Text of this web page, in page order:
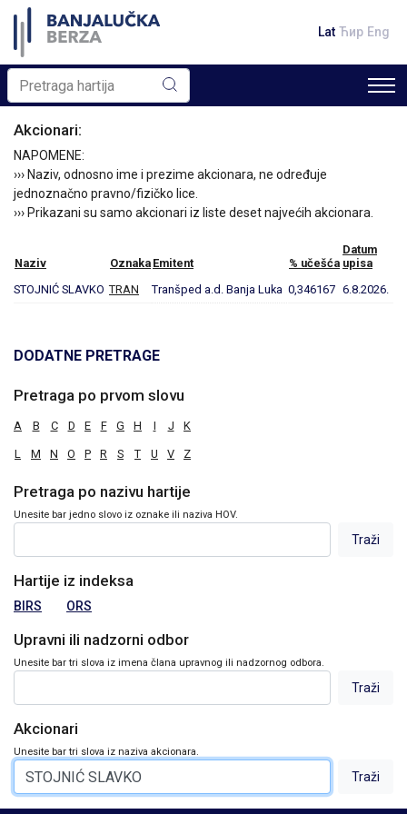
Lat Ћир Eng
Akcionari:
NAPOMENE:
››› Naziv, odnosno ime i prezime akcionara, ne određuje
jednoznačno pravno/fizičko lice.
››› Prikazani su samo akcionari iz liste deset najvećih akcionara.
Naziv Oznaka Emitent % učešća
Datum
upisa
STOJNIĆ SLAVKO TRAN Tranšped a.d. Banja Luka 0,346167 6.8.2026.
DODATNE PRETRAGE
Pretraga po prvom slovu
A B C D E F G H I J K
L M N O P R S T U V Z
Pretraga po nazivu hartije
Unesite bar jedno slovo iz oznake ili naziva HOV.
Hartije iz indeksa
BIRS ORS
Upravni ili nadzorni odbor
Unesite bar tri slova iz imena člana upravnog ili nadzornog odbora.
Akcionari
Unesite bar tri slova iz naziva akcionara.